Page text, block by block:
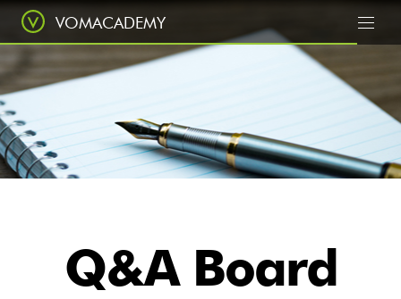
VOMACADEMY
Today 봄에서 꽃피우다
Q&A Board